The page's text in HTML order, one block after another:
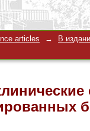
в
articles →
В